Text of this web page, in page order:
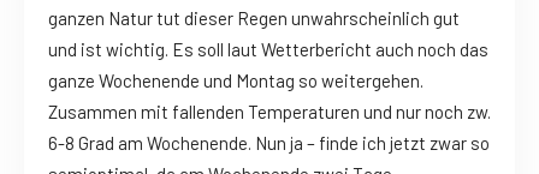
ganzen Natur tut dieser Regen unwahrscheinlich gut
und ist wichtig. Es soll laut Wetterbericht auch noch das
ganze Wochenende und Montag so weitergehen.
Zusammen mit fallenden Temperaturen und nur noch zw.
6-8 Grad am Wochenende. Nun ja – finde ich jetzt zwar so